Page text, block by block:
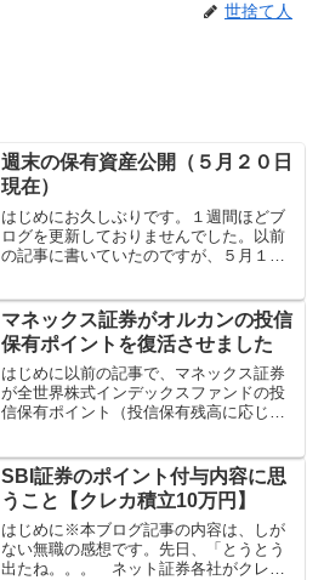
世捨て人
週末の保有資産公開（５月２０日
現在）
はじめにお久しぶりです。１週間ほどブ
ログを更新しておりませんでした。以前
の記事に書いていたのですが、５月１４
きましては、改めてブログ記事にする予
定です。週末になりました...
マネックス証券がオルカンの投信
保有ポイントを復活させました
はじめに以前の記事で、マネックス証券
が全世界株式インデックスファンドの投
信保有ポイント（投信保有残高に応じた
ント等がオルカンの信託報酬率を下げた
ことに対応したものです...
SBI証券のポイント付与内容に思
うこと【クレカ積立10万円】
はじめに※本ブログ記事の内容は、しが
ない無職の感想です。先日、「とうとう
出たね。。。 ネット証券各社がクレカ